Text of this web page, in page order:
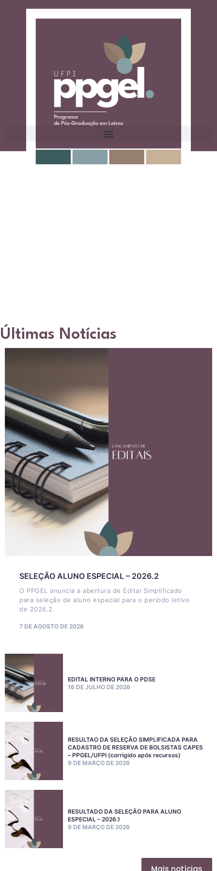
Últimas Notícias
SELEÇÃO ALUNO ESPECIAL – 2026.2
O PPGEL anuncia a abertura de Edital Simplificado
para seleção de aluno especial para o período letivo
de 2026.2.
7 DE AGOSTO DE 2026
EDITAL INTERNO PARA O PDSE
16 DE JULHO DE 2026
RESULTAO DA SELEÇÃO SIMPLIFICADA PARA
CADASTRO DE RESERVA DE BOLSISTAS CAPES
– PPGEL/UFPI (corrigido após recursos)
9 DE MARÇO DE 2026
RESULTADO DA SELEÇÃO PARA ALUNO
ESPECIAL – 2026.1
9 DE MARÇO DE 2026
Mais notícias